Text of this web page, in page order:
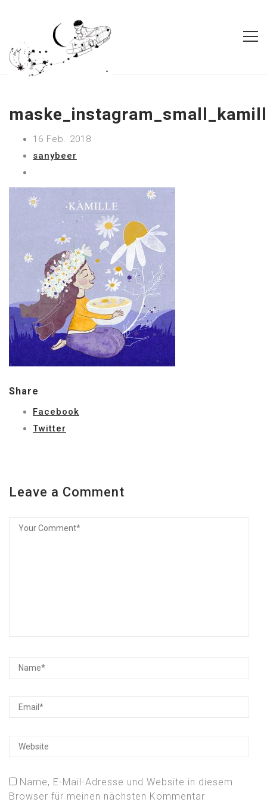
16 Feb. 2018
sanybeer
Share
Facebook
Twitter
Leave a Comment
Name, E-Mail-Adresse und Website in diesem
Browser für meinen nächsten Kommentar